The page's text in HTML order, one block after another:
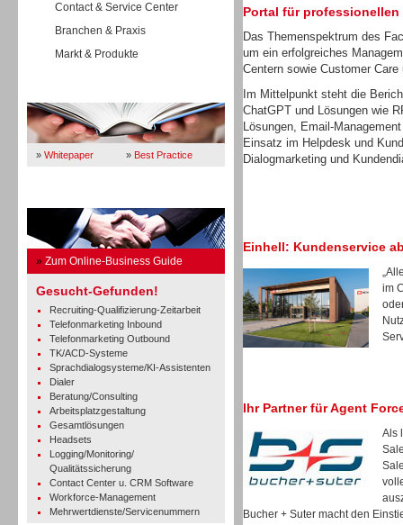
Contact & Service Center
Branchen & Praxis
Markt & Produkte
» Whitepaper » Best Practice
» Zum Online-Business Guide
Gesucht-Gefunden!
Recruiting-Qualifizierung-Zeitarbeit
Telefonmarketing Inbound
Telefonmarketing Outbound
TK/ACD-Systeme
Sprachdialogsysteme/KI-Assistenten
Dialer
Beratung/Consulting
Arbeitsplatzgestaltung
Gesamtlösungen
Headsets
Logging/Monitoring/
Qualitätssicherung
Contact Center u. CRM Software
Workforce-Management
Mehrwertdienste/Servicenummern
Portal für
Das Themenspektrum des
um ein erfolgreiches
Centern sowie Customer
Im Mittelpunkt steht die
ChatGPT und Lösungen wie
Lösungen, Email-
Einsatz im Helpdesk und
Dialogmarketing und
Einhell: Kundenservice
im
Ihr Partner für Agent
Als
Bucher + Suter macht den